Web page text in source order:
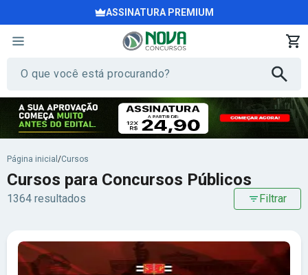
ASSINATURA PREMIUM
Página inicial /Cursos
Cursos para Concursos Públicos
1364 resultados Filtrar